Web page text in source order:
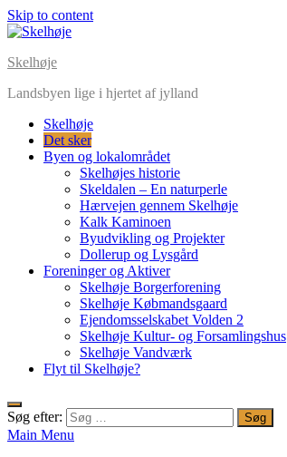
Skip to content
Skelhøje
Landsbyen lige i hjertet af jylland
Skelhøje
Det sker
Byen og lokalområdet
Skelhøjes historie
Skeldalen – En naturperle
Hærvejen gennem Skelhøje
Kalk Kaminoen
Byudvikling og Projekter
Dollerup og Lysgård
Foreninger og Aktiver
Skelhøje Borgerforening
Skelhøje Købmandsgaard
Ejendomsselskabet Volden 2
Skelhøje Kultur- og Forsamlingshus
Skelhøje Vandværk
Flyt til Skelhøje?
Søg efter:
Main Menu